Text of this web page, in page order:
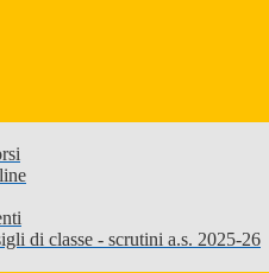
di classe - scrutini a.s. 2025-26